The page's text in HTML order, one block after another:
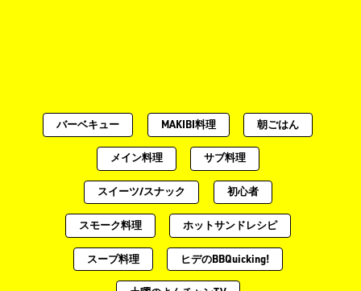
バーベキュー MAKIBI料理 朝ごはん
メイン料理 サブ料理
スイーツ/スナック 初心者
スモーク料理 ホットサンドレシピ
スープ料理 ヒデのBBQuicking!